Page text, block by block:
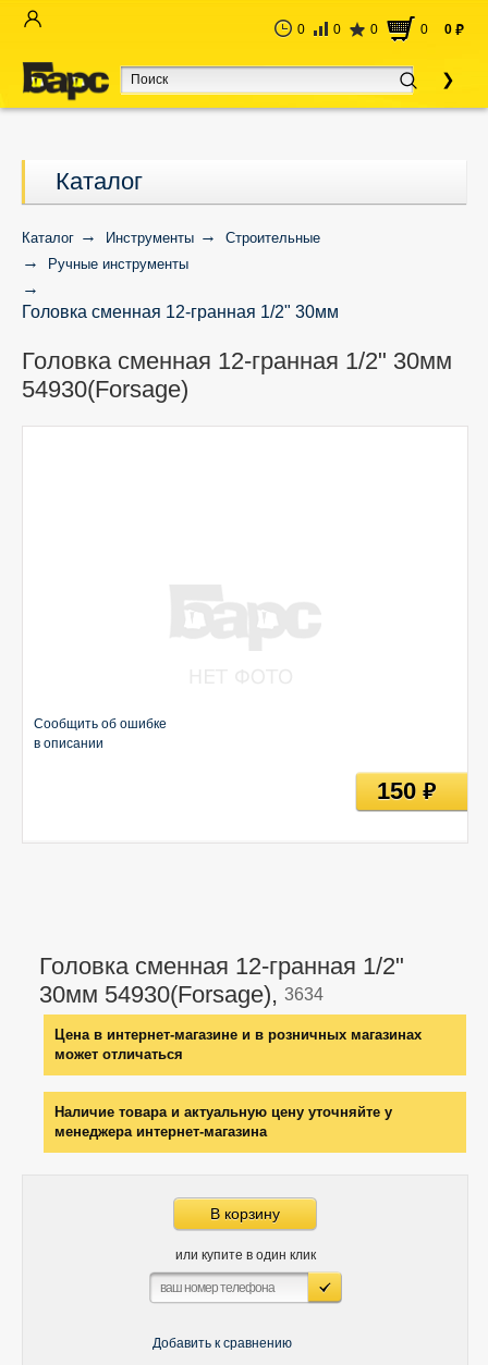
0 0 0 0 0 руб
Каталог
Каталог Инструменты
Строительные
Ручные инструменты
Головка сменная 12-гранная 1/2" 30мм
Головка сменная 12-гранная 1/2" 30мм
54930(Forsage)
Головка сменная 12-гранная 1/2"
30мм 54930(Forsage), 3634
Цена в интернет-магазине и в розничных магазинах
может отличаться
Наличие товара и актуальную цену уточняйте у
менеджера интернет-магазина
В корзину
или купите в один клик
Добавить к сравнению
Сообщить об ошибке
в описании
150руб